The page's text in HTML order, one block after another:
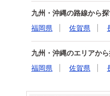
九州・沖縄の路線から
福岡県
佐賀県
九州・沖縄のエリアか
福岡県
佐賀県